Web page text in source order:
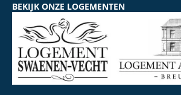
BEKIJK ONZE LOGEMENTEN